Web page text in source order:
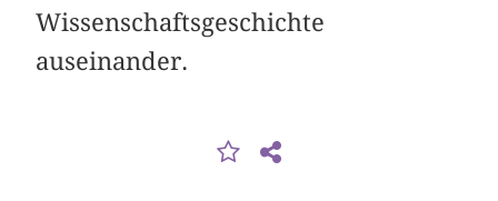
Wissenschaftsgeschichte
auseinander.